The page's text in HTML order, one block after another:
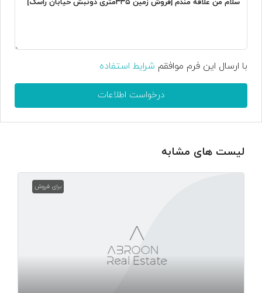
با ارسال این فرم موافقم شرایط استفاده
درخواست اطلاعات
لیست های مشابه
برای فروش